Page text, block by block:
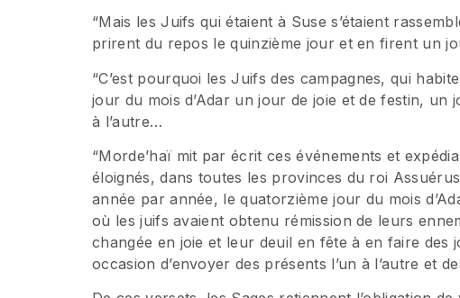
“Mais les Juifs qui étaient à Suse s’étaient
prirent du repos le quinzième jour et en firent un
“C’est pourquoi les Juifs des campagnes, qui
jour du mois d’Adar un jour de joie et de festin, un
à l’autre…
“Morde’haï mit par écrit ces événements et
éloignés, dans toutes les provinces du roi
année par année, le quatorzième jour du mois
où les juifs avaient obtenu rémission de leurs
changée en joie et leur deuil en fête à en faire des
occasion d’envoyer des présents l’un à l’autre et